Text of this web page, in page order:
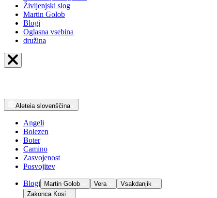
Življenjski slog
Martin Golob
Blogi
Oglasna vsebina
družina
Aleteia slovenščina
Angeli
Bolezen
Boter
Camino
Zasvojenost
Posvojitev
Blogi Martin Golob Vera
Vsakdanjik
Zakonca Kosi